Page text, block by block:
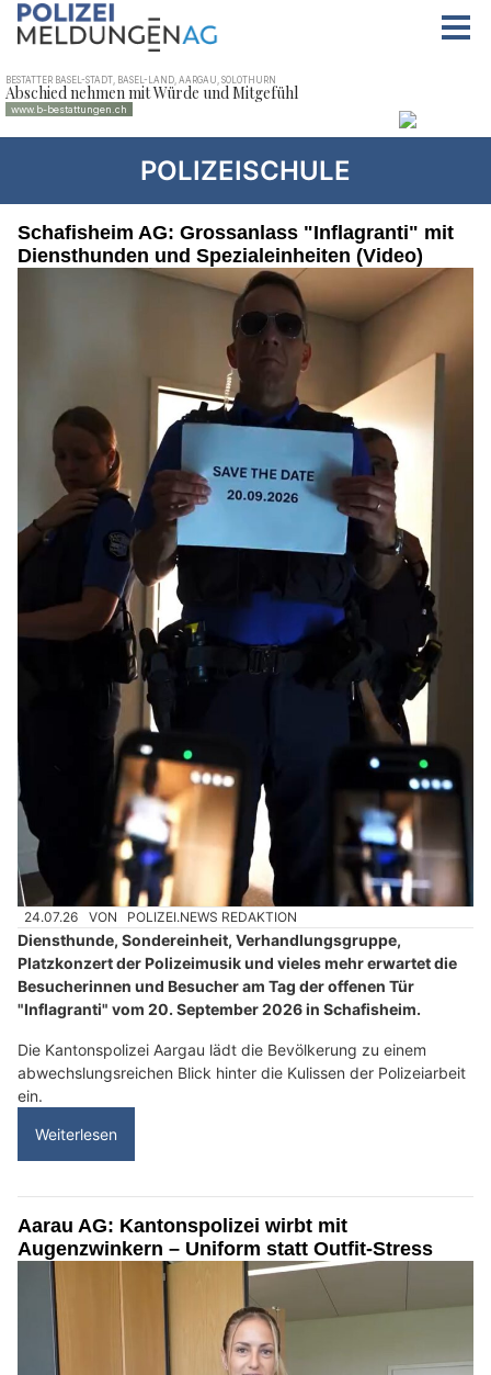
POLIZEISCHULE
Schafisheim AG: Grossanlass "Inflagranti" mit
Diensthunden und Spezialeinheiten (Video)
24.07.26 VON POLIZEI.NEWS REDAKTION
Diensthunde, Sondereinheit, Verhandlungsgruppe,
Platzkonzert der Polizeimusik und vieles mehr erwartet die
Besucherinnen und Besucher am Tag der offenen Tür
"Inflagranti" vom 20. September 2026 in Schafisheim.
Die Kantonspolizei Aargau lädt die Bevölkerung zu einem
abwechslungsreichen Blick hinter die Kulissen der Polizeiarbeit
ein.
Weiterlesen
Aarau AG: Kantonspolizei wirbt mit
Augenzwinkern – Uniform statt Outfit-Stress